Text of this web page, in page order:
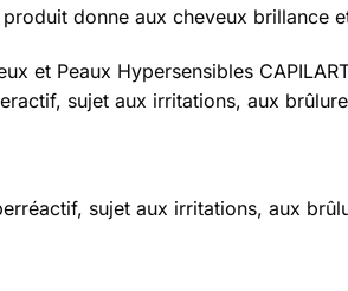
donne aux cheveux
et Peaux Hypersensibles
sujet aux irritations, aux
sujet aux irritations, aux